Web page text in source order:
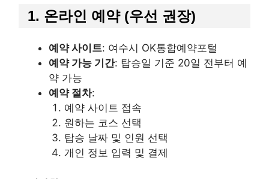
1. 온라인 예약 (우선 권장)
예약 사이트: 여수시 OK통합예약포털
예약 가능 기간: 탑승일 기준 20일 전부터 예
약 가능
예약 절차:
예약 사이트 접속
원하는 코스 선택
탑승 날짜 및 인원 선택
개인 정보 입력 및 결제